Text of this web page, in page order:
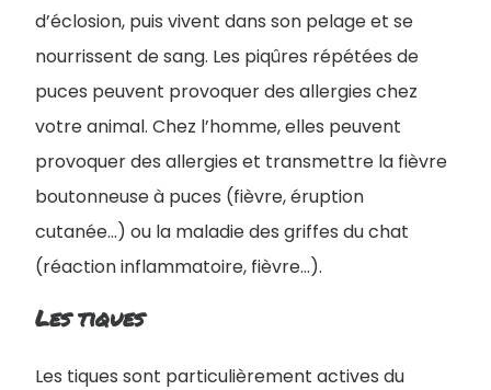
d’éclosion, puis vivent dans son pelage et se
nourrissent de sang. Les piqûres répétées de
puces peuvent provoquer des allergies chez
votre animal. Chez l’homme, elles peuvent
provoquer des allergies et transmettre la fièvre
boutonneuse à puces (fièvre, éruption
cutanée...) ou la maladie des griffes du chat
(réaction inflammatoire, fièvre...).
Les tiques
Les tiques sont particulièrement actives du